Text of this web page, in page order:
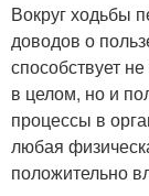
Вокруг ходьбы
доводов о
способствует
в целом, но и
процессы в
любая
положительно